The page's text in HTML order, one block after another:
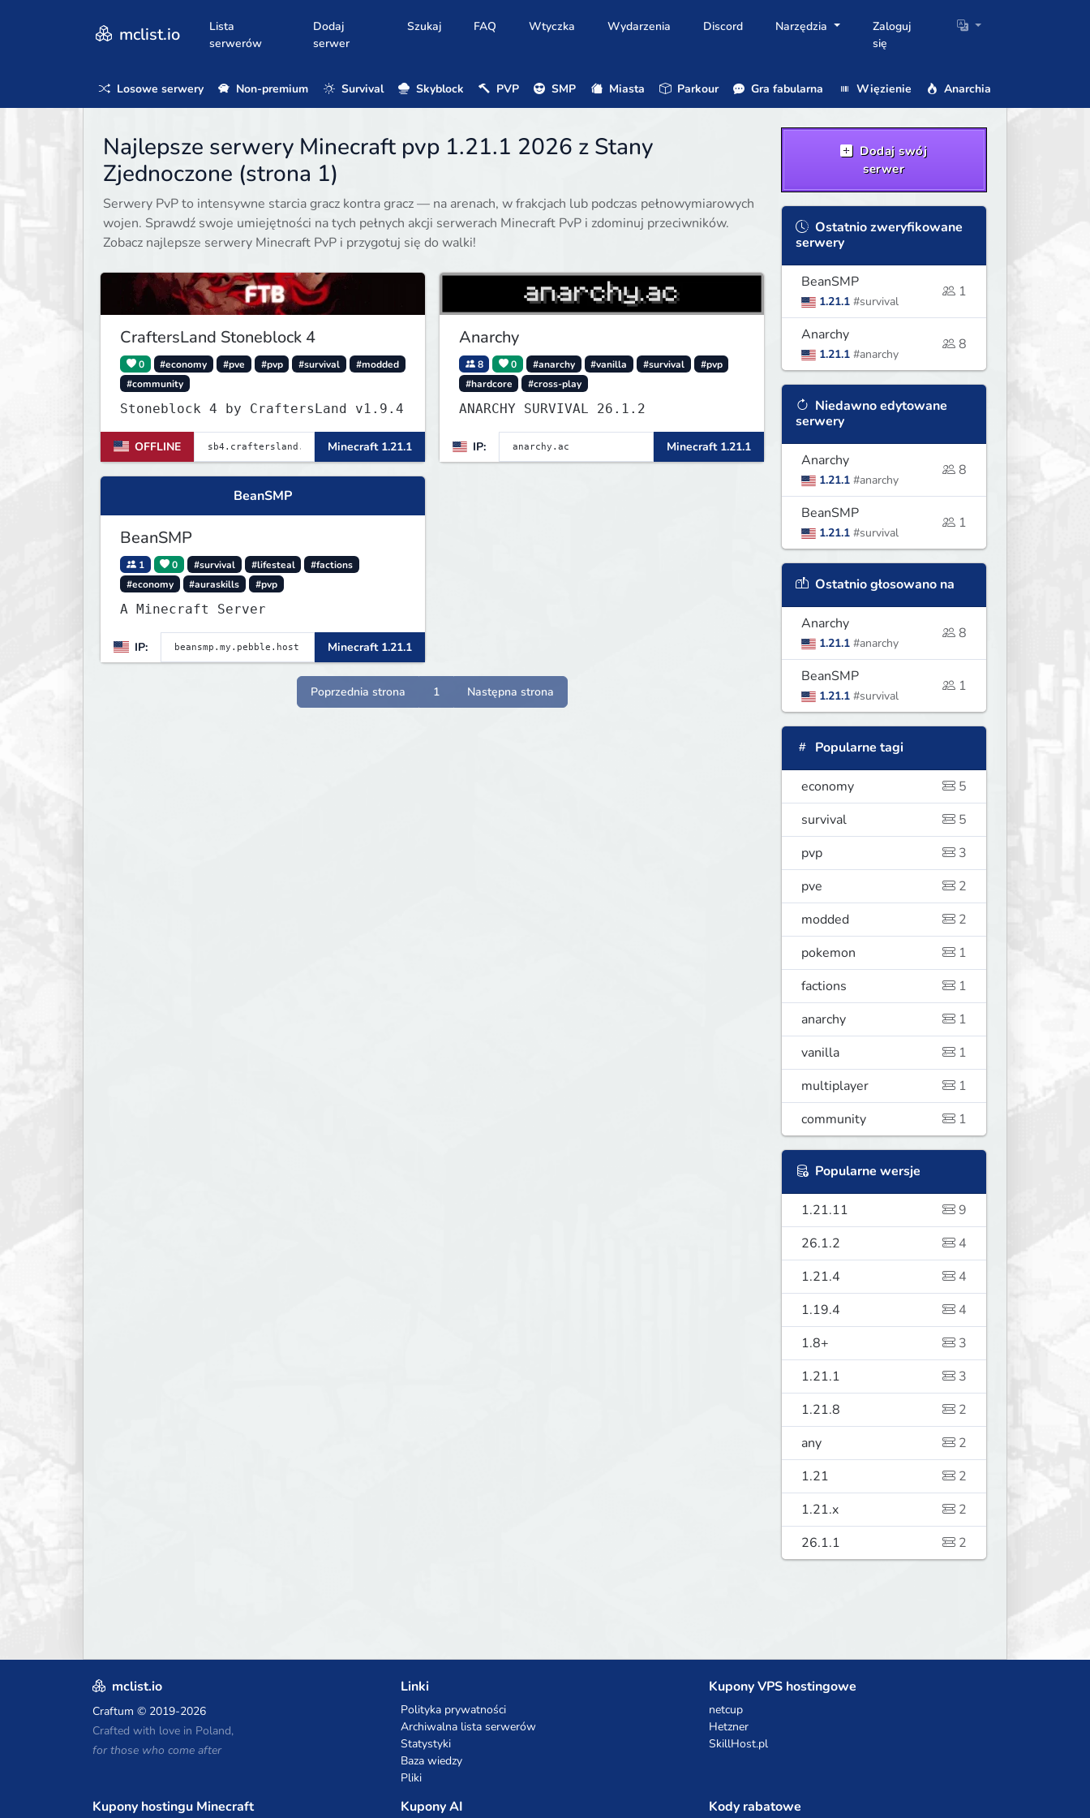
mclist.io
Lista
serwerów
Dodaj
serwer
Szukaj FAQ Wtyczka Wydarzenia Discord Narzędzia
Zaloguj
się
Losowe serwery Non-premium Survival Skyblock PVP SMP Miasta Parkour Gra fabularna Więzienie Anarchia
Najlepsze serwery Minecraft pvp 1.21.1 2026 z Stany
Zjednoczone (strona 1)
Serwery PvP to intensywne starcia gracz kontra gracz — na arenach, w frakcjach lub podczas pełnowymiarowych
wojen. Sprawdź swoje umiejętności na tych pełnych akcji serwerach Minecraft PvP i zdominuj przeciwników.
Zobacz najlepsze serwery Minecraft PvP i przygotuj się do walki!
CraftersLand Stoneblock 4
0 #economy #pve #pvp #survival
#modded
#community
Stoneblock 4 by CraftersLand v1.9.4
OFFLINE Minecraft 1.21.1
Anarchy
8 0 #anarchy #vanilla #survival
#pvp
#hardcore
#cross-play
ANARCHY SURVIVAL 26.1.2
IP: Minecraft 1.21.1
BeanSMP
BeanSMP
1 0 #survival #lifesteal
#factions
#economy
#auraskills #pvp
A Minecraft Server
IP: Minecraft 1.21.1
Poprzednia strona 1 Następna strona
Dodaj swój
serwer
Ostatnio zweryfikowane
serwery
BeanSMP
1.21.1 #survival
1
Anarchy
1.21.1 #anarchy
8
Niedawno edytowane
serwery
Anarchy
1.21.1 #anarchy
8
BeanSMP
1.21.1 #survival
1
Ostatnio głosowano na
Anarchy
1.21.1 #anarchy
8
BeanSMP
1.21.1 #survival
1
Popularne tagi
economy
5
survival
5
pvp
3
pve
2
modded
2
pokemon
1
factions
1
anarchy
1
vanilla
1
multiplayer
1
community
1
Popularne wersje
1.21.11
9
26.1.2
4
1.21.4
4
1.19.4
4
1.8+
3
1.21.1
3
1.21.8
2
any
2
1.21
2
1.21.x
2
26.1.1
2
mclist.io
Craftum © 2019-2026
Crafted with love in Poland,
for those who come after
Linki
Polityka prywatności
Archiwalna lista serwerów
Statystyki
Baza wiedzy
Pliki
Kupony VPS hostingowe
netcup
Hetzner
SkillHost.pl
Kupony hostingu Minecraft Kupony AI Kody rabatowe